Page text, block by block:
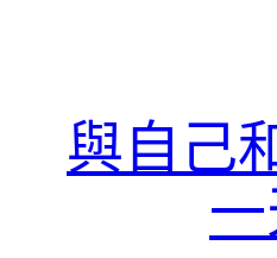
與自己